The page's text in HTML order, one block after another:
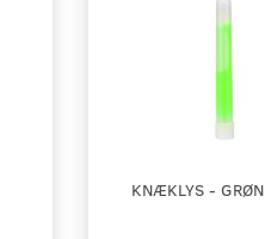
KNÆKLYS - GRØN